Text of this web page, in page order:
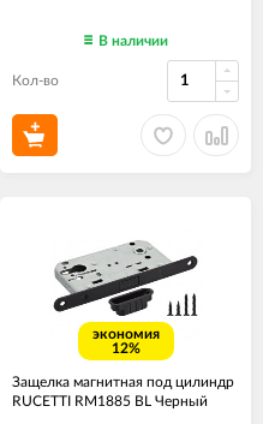
В наличии
Кол-во
экономия
12%
Защелка магнитная под цилиндр
RUCETTI RM1885 BL Черный